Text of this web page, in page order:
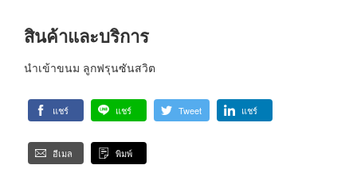
สินค้าและบริการ
นำเข้าขนม ลูกฟรุนซันสวิต
แชร์ แชร์ Tweet แชร์
อีเมล พิมพ์